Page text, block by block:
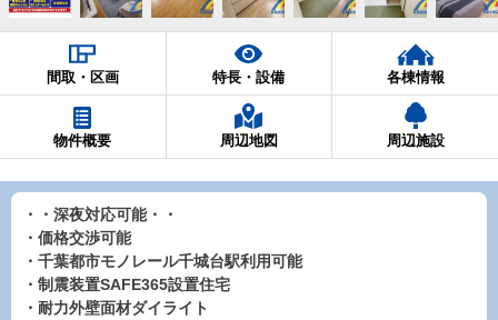
間取・区画 特長・設備 各棟情報
物件概要 周辺地図 周辺施設
・・深夜対応可能・・
・価格交渉可能
・千葉都市モノレール千城台駅利用可能
・制震装置SAFE365設置住宅
・耐力外壁面材ダイライト